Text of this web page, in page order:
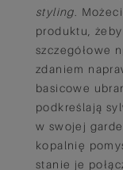
styling .
produktu,
szczegółowe
zdaniem
basicowe
podkreślają
w swojej
kopalnię
stanie je